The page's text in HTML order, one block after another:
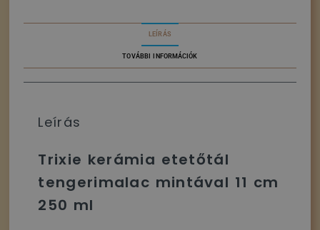
LEÍRÁS
TOVÁBBI INFORMÁCIÓK
Leírás
Trixie kerámia etetőtál
tengerimalac mintával 11 cm
250 ml